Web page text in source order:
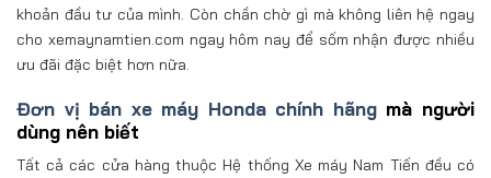
khoản đầu tư của mình. Còn chần chờ gì mà không liên hệ ngay
cho xemaynamtien.com ngay hôm nay để sốm nhận được nhiều
ưu đãi đặc biệt hơn nữa.
Đơn vị bán xe máy Honda chính hãngmà người
dùng nên biết
Tất cả các cửa hàng thuộc Hệ thống Xe máy Nam Tiến đều có